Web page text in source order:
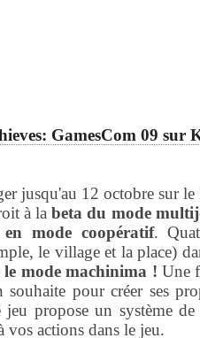
GamesCom 09 sur
jusqu'au 12 octobre sur
à labeta du mode
mode coopératif.
le village et la place)
mode machinima ! Une
souhaite pour créer ses
propose un système de
vos actions dans le jeu.